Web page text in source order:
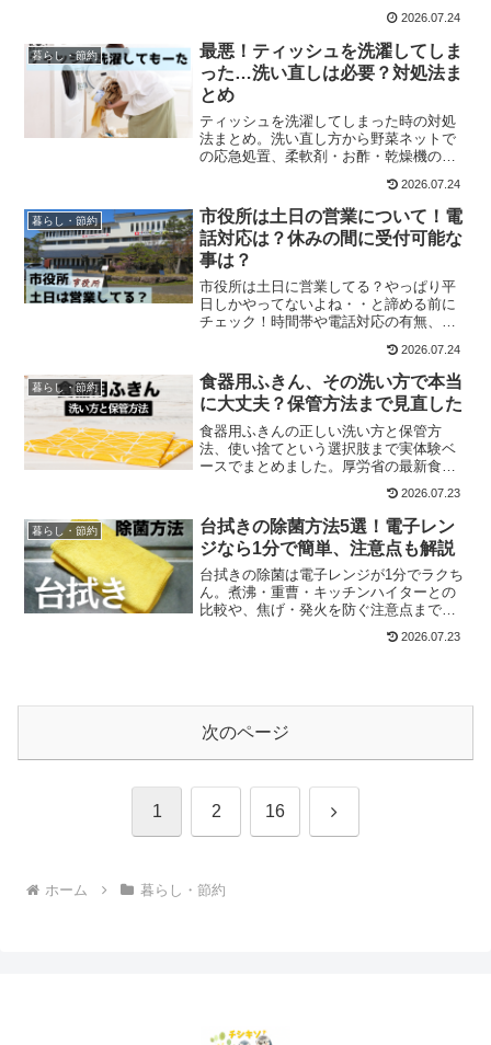
2026.07.24
暮らし・節約
最悪！ティッシュを洗濯してしま
った…洗い直しは必要？対処法ま
とめ
ティッシュを洗濯してしまった時の対処
法まとめ。洗い直し方から野菜ネットで
の応急処置、柔軟剤・お酢・乾燥機の使
2026.07.24
暮らし・節約
市役所は土日の営業について！電
話対応は？休みの間に受付可能な
事は？
市役所は土日に営業してる？やっぱり平
日しかやってないよね・・と諦める前に
チェック！時間帯や電話対応の有無、ど
2026.07.24
暮らし・節約
食器用ふきん、その洗い方で本当
に大丈夫？保管方法まで見直した
食器用ふきんの正しい洗い方と保管方
法、使い捨てという選択肢まで実体験ベ
ースでまとめました。厚労省の最新食中
2026.07.23
暮らし・節約
台拭きの除菌方法5選！電子レン
ジなら1分で簡単、注意点も解説
台拭きの除菌は電子レンジが1分でラクち
ん。煮沸・重曹・キッチンハイターとの
比較や、焦げ・発火を防ぐ注意点まで実
2026.07.23
次のページ
1 2 16 次
ホーム 暮らし・節約